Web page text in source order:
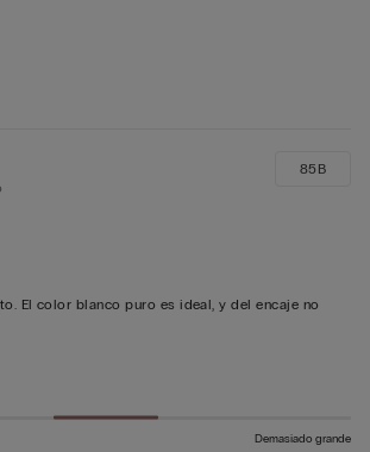
El color blanco puro es ideal, y del encaje no
85B
Demasiado grande